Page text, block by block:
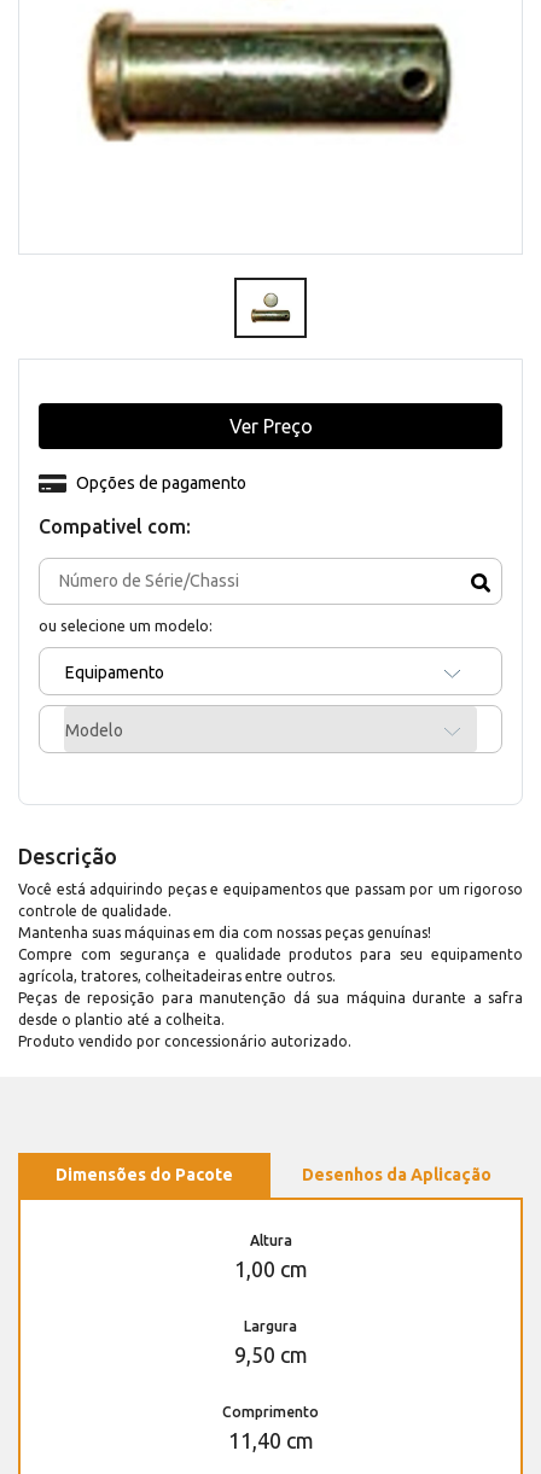
Compativel com:
ou selecione um modelo:
Equipamento
Modelo
Opções de pagamento
Ver Preço
Descrição
Você está adquirindo peças e equipamentos que passam por um rigoroso
controle de qualidade.
Mantenha suas máquinas em dia com nossas peças genuínas!
Compre com segurança e qualidade produtos para seu equipamento
agrícola, tratores, colheitadeiras entre outros.
Peças de reposição para manutenção dá sua máquina durante a safra
desde o plantio até a colheita.
Produto vendido por concessionário autorizado.
Dimensões do Pacote Desenhos da Aplicação
Altura
1,00 cm
Largura
9,50 cm
Comprimento
11,40 cm